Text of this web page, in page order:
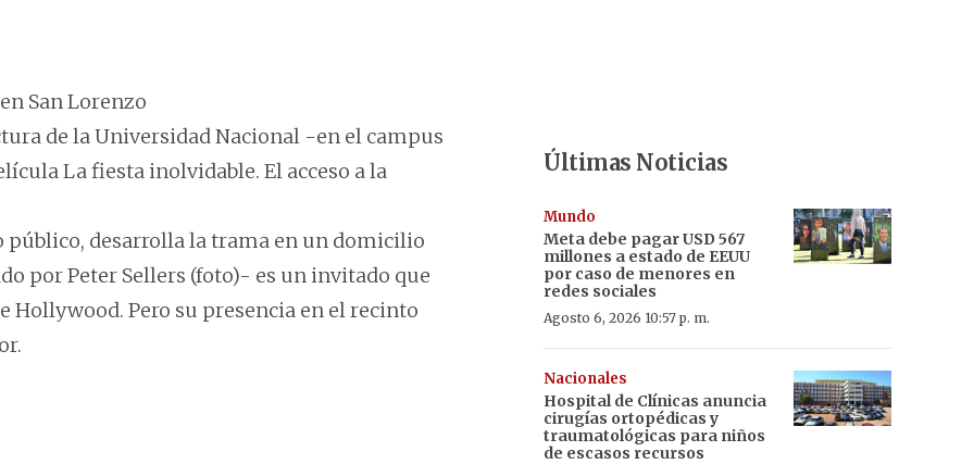
San Lorenzo
de la Universidad Nacional -en el campus
La fiesta inolvidable. El acceso a la
público, desarrolla la trama en un domicilio
por Peter Sellers (foto)- es un invitado que
Hollywood. Pero su presencia en el recinto
Últimas Noticias
Mundo
Meta debe pagar USD 567
millones a estado de EEUU
por caso de menores en
redes sociales
Agosto 6, 2026 10:57 p. m.
Nacionales
Hospital de Clínicas anuncia
cirugías ortopédicas y
traumatológicas para niños
de escasos recursos